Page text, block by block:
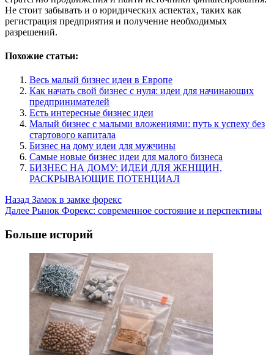
Не стоит забывать и о юридических аспектах‚ таких как
регистрация предприятия и получение необходимых
разрешений.
Похожие статьи:
Весь малый бизнес идеи в Европе
Как начать свой бизнес с нуля: идеи для начинающих
предпринимателей
Есть интересные бизнес идеи
Малый бизнес с малыми вложениями: путь к успеху без
стартового капитала
Бизнес на дому идеи для мужчины
Самые новые бизнес идеи для малого бизнеса
БИЗНЕС НА ДОМУ: ИДЕИ ДЛЯ ЖЕНЩИН,
РАСКРЫВАЮЩИЕ ПОТЕНЦИАЛ
Post
Navigation
Назад Замок в замке форекс
Далее Рынок Форекс: современное состояние и перспективы
Больше историй